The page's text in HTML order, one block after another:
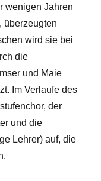
wenigen Jahren
überzeugten
wird sie bei
die
und Maie
Im Verlaufe des
der
und die
Lehrer) auf, die